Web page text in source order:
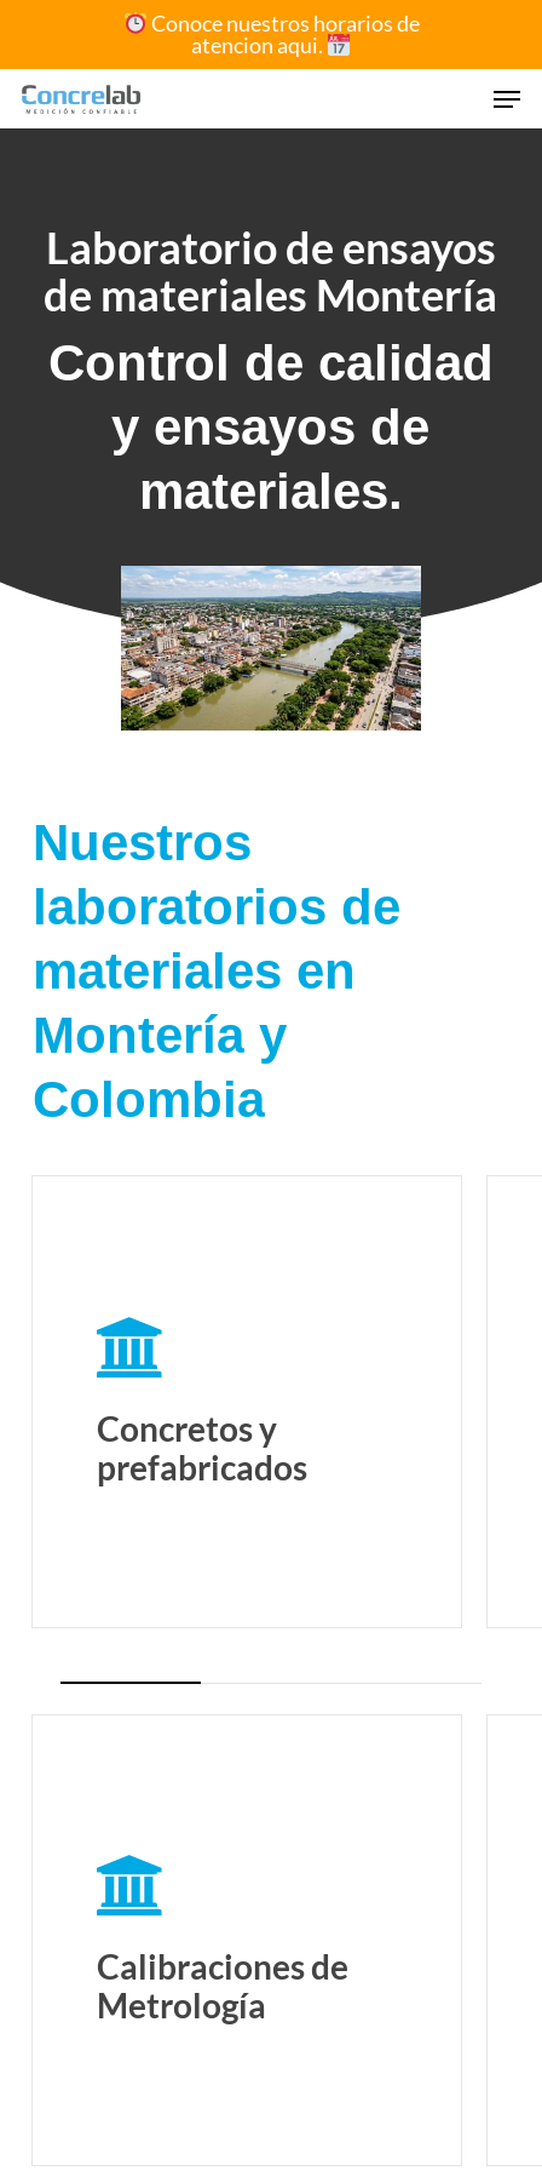
main
content
Conoce nuestros horarios de
atencion aqui.
Laboratorio de ensayos
de materiales Montería
Control de calidad
y ensayos de
materiales.
Nuestros
laboratorios de
materiales en
Montería y
Colombia
Concretos y
prefabricados
Calibraciones de
Metrología
Close
Menu